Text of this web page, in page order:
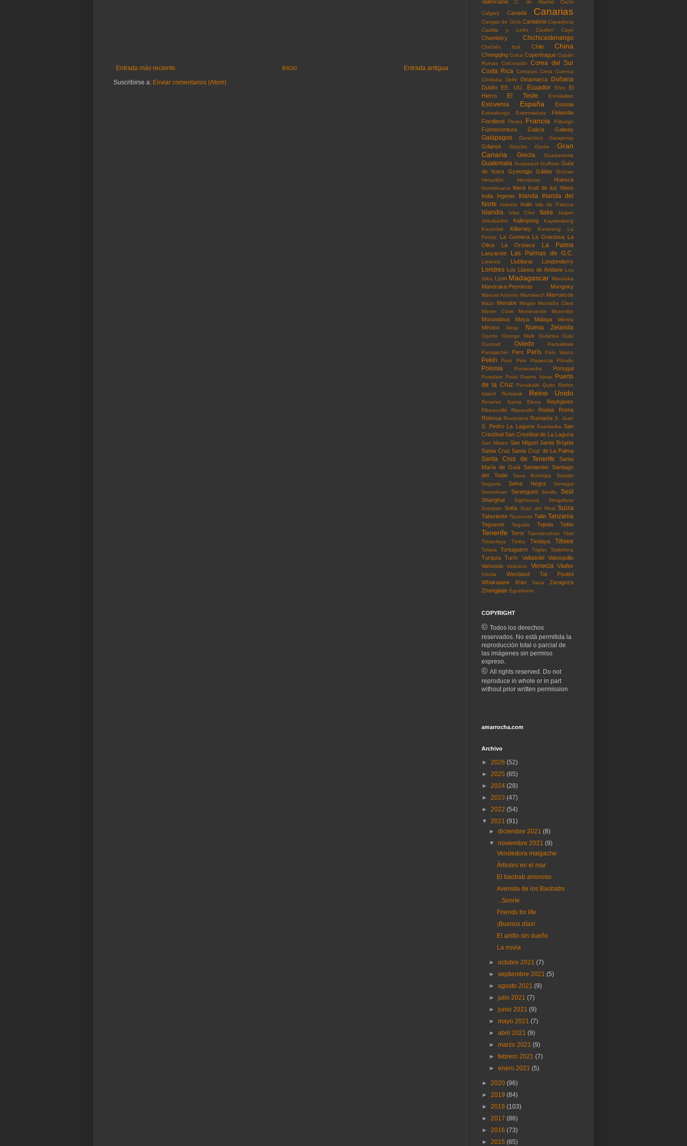
Entrada más reciente Entrada antigua
Inicio
Suscribirse a: Enviar comentarios (Atom)
Valenciana C. de Madrid
Cachi
Calgary
Canadá Canarias
Cangas de Onís Cantabria Capadocia
Castilla y León
Caulker Caye
Chambéry Chichicastenango
Chichén Itzá Chile China
Chongqing Colca Copenhague Copán
Ruinas
Corcovado
Corea del Sur
Costa Rica
Cotopaxi Creta Cuenca
Córdoba
Delhi Dinamarca Doñana
Dublín EE. UU. Ecuador Efes
El
Hierro
El Teide Enniskillen
Eslovenia España Estonia
Estrasburgo Extremadura
Finlandia
Fiordland
Flores Francia Friburgo
Fuerteventura Galicia Galway
Galápagos Garachico Garajonay
Gdansk Gizycko Gorée
Gran
Canaria
Grecia Guadarrama
Guatemala Guayaquil Gullfoss Guía
de Isora
Gyeongju Gáldar
Güímar
Heraclión
Honduras Huesca
Humahuaca Iberá Icod de los Vinos
India
Ingenio Irlanda
Irlanda del
Norte
Isabela Isalo Isla de Pascua
Islandia Islas Cíes Italia
Jasper
Jökulsárlón
Kalimpong
Kaysersberg
Kazanlak
Killarney Kurseong
La
Féclaz
La Gomera La Graciosa La
Oliva
La Orotava La Palma
Lanzarote Las Palmas de G.C.
Limerick Liubliana Londonderry
Londres Los Llanos de Aridane Los
Silos Lyon Madagascar Mandaka
Mandraka-Peyrieras Mangoky
Manuel Antonio Marrakech Marruecos
Mazo Menabe Mogán Montaña Clara
Monte Cook
Monteverde Morombe
Morondava Moya Málaga Mérida
México Nerja Nueva Zelanda
Oporto Orange Walk Oulanka
Oulu
Ouzoud
Oviedo
Pamukkale
Panajachel
Paro París País Vasco
Pekín Perú Pirin Plasencia Plovdiv
Polonia Pontevedra Portugal
Potsdam Poás Puerto Varas Puerto
de la Cruz
Punakaiki Quito
Rathin
Island
Reikiavik Reino Unido
Reserva Santa Elena Reykjanes
Ribeauvillé Riquewihr Rodas
Roma
Rotorua Rovaniemi Rumanía S. Juan
S. Pedro La Laguna Saariselka San
Cristóbal San Cristóbal de La Laguna
San Mateo San Miguel Santa Brígida
Santa Cruz Santa Cruz de La Palma
Santa Cruz de Tenerife
Santa
María de Guía Santander Santiago
del Teide
Sava Bohinjka
Seattle
Segovia
Selva Negra
Senegal
Seoraksan
Serengueti Sevilla Seúl
Shanghai Sighisoara
Skogafoss
Smolyan Sofía Soto del Real Suiza
Taburiente Tacoronte Tallin Tanzania
Tegueste Teguise Tejeda Telde
Tenerife Teror Tianmenshan
Tikal
Timanfaya
Timbu Tindaya Titisee
Toliara Tortuguero Triglav Tsiribihina
Turquía Turín Valladolid
Valsequillo
Varsovia
Vaticano Venecia Vilaflor
Vitoria
Westland Tai Poutini
Whakatane
Xi'an Yaiza
Zaragoza
Zhangjiajie Éguisheim
COPYRIGHT
© Todos los derechos
reservados. No está permitida la
reproducción total o parcial de
las imágenes sin permiso
expreso.
© All rights reserved. Do not
reproduce in whole or in part
without prior written permission
amarrocha.com
Archivo
► 2026 (52)
► 2025 (65)
► 2024 (28)
► 2023 (47)
► 2022 (54)
▼ 2021 (91)
►diciembre 2021(8)
▼noviembre 2021(9)
Vendedora malgache
Árboles en el mar
El baobab amoroso
Avenida de los Baobabs
...Sonríe
Friends for life
¡Buenos días!
El anillo sin dueño
La novia
►octubre 2021(7)
►septiembre 2021(5)
►agosto 2021(9)
►julio 2021(7)
►junio 2021(9)
►mayo 2021(7)
►abril 2021(9)
►marzo 2021(9)
►febrero 2021(7)
►enero 2021(5)
► 2020 (96)
► 2019 (84)
► 2018 (103)
► 2017 (86)
► 2016 (73)
► 2015 (65)